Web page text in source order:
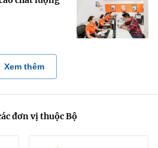
Xem thêm
đơn vị thuộc Bộ